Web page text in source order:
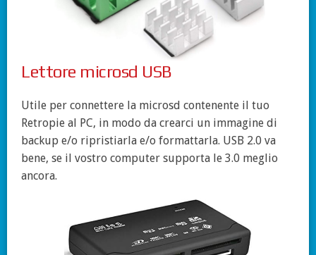
Lettore microsd USB
Utile per connettere la microsd contenente il tuo
Retropie al PC, in modo da crearci un immagine di
backup e/o ripristiarla e/o formattarla. USB 2.0 va
bene, se il vostro computer supporta le 3.0 meglio
ancora.